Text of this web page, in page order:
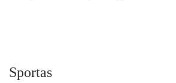
Sportas